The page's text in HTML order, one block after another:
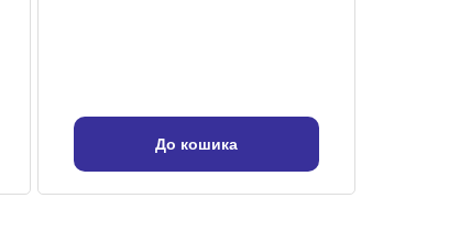
До кошика